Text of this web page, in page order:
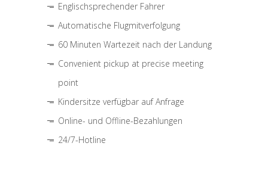
Englischsprechender Fahrer
Automatische Flugmitverfolgung
60 Minuten Wartezeit nach der Landung
Convenient pickup at precise meeting
point
Kindersitze verfügbar auf Anfrage
Online- und Offline-Bezahlungen
24/7-Hotline